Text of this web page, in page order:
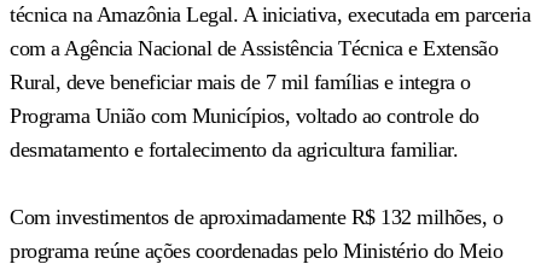
técnica na Amazônia Legal. A iniciativa, executada em parceria
com a Agência Nacional de Assistência Técnica e Extensão
Rural, deve beneficiar mais de 7 mil famílias e integra o
Programa União com Municípios, voltado ao controle do
desmatamento e fortalecimento da agricultura familiar.
Com investimentos de aproximadamente R$ 132 milhões, o
programa reúne ações coordenadas pelo Ministério do Meio